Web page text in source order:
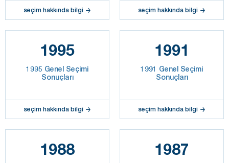
seçim hakkında bilgi seçim hakkında bilgi
1995
1995 Genel Seçimi
Sonuçları
seçim hakkında bilgi
1991
1991 Genel Seçimi
Sonuçları
seçim hakkında bilgi
1988 1987